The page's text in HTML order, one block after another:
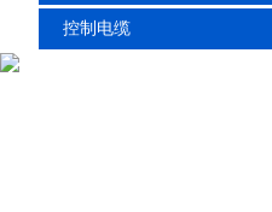
控制电缆